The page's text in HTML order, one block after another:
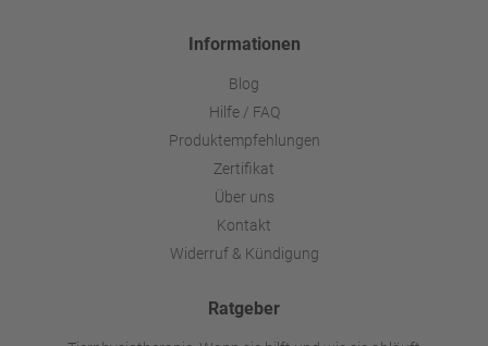
Informationen
Blog
Hilfe / FAQ
Produktempfehlungen
Zertifikat
Über uns
Kontakt
Widerruf & Kündigung
Ratgeber